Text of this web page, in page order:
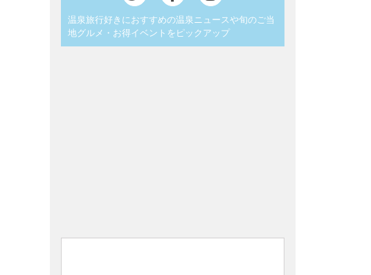
温泉旅行好きにおすすめの温泉ニュースや旬のご当
地グルメ・お得イベントをピックアップ